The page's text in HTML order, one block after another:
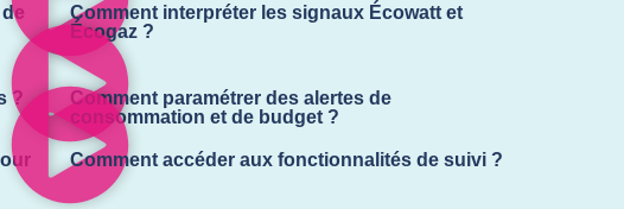
Comment interpréter les signaux Écowatt et
Écogaz ?
?
Comment paramétrer des alertes de
consommation et de budget ?
Comment accéder aux fonctionnalités de suivi ?